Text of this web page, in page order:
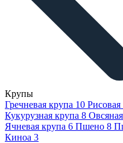
Крупы
Гречневая крупа 10 Рисовая
Кукурузная крупа 8
Ячневая крупа 6 Пшено 8
Киноа 3